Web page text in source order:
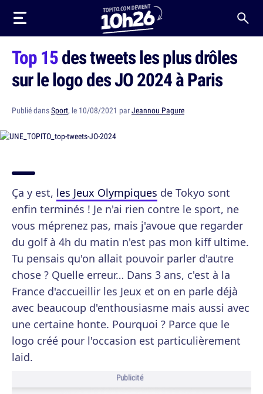
Top 15des tweets les plus drôles
sur le logo des JO 2024 à Paris
Publié dansSport, le 10/08/2021 parJeannou Pagure
Ça y est, les Jeux Olympiques de Tokyo sont
enfin terminés ! Je n'ai rien contre le sport, ne
vous méprenez pas, mais j'avoue que regarder
du golf à 4h du matin n'est pas mon kiff ultime.
Tu pensais qu'on allait pouvoir parler d'autre
chose ? Quelle erreur… Dans 3 ans, c'est à la
France d'accueillir les Jeux et on en parle déjà
avec beaucoup d'enthousiasme mais aussi avec
une certaine honte. Pourquoi ? Parce que le
logo créé pour l'occasion est particulièrement
laid.
Publicité